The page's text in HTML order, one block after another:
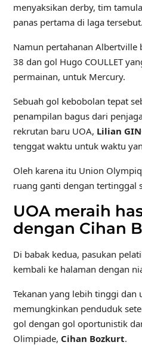
menyaksikan derby, tim
panas pertama di laga tersebut.
Namun pertahanan Albertville
38 dan gol Hugo COULLET
permainan, untuk Mercury.
Sebuah gol kebobolan tepat
penampilan bagus dari
rekrutan baru UOA, Lilian
tenggat waktu untuk waktu
Oleh karena itu Union
ruang ganti dengan tertinggal
UOA meraih
dengan Cihan
Di babak kedua, pasukan
kembali ke halaman dengan
Tekanan yang lebih tinggi dan
memungkinkan penduduk
gol dengan gol oportunistik
Olimpiade, Cihan Bozkurt.